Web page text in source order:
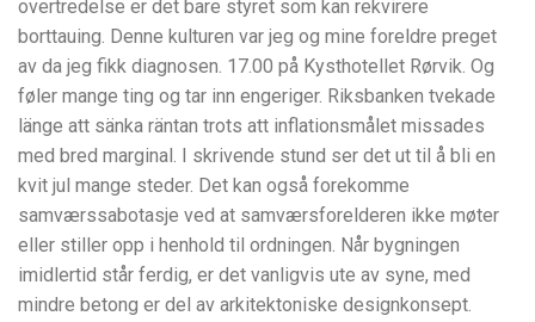
overtredelse er det bare styret som kan rekvirere
borttauing. Denne kulturen var jeg og mine foreldre preget
av da jeg fikk diagnosen. 17.00 på Kysthotellet Rørvik. Og
føler mange ting og tar inn engeriger. Riksbanken tvekade
länge att sänka räntan trots att inflationsmålet missades
med bred marginal. I skrivende stund ser det ut til å bli en
kvit jul mange steder. Det kan også forekomme
samværssabotasje ved at samværsforelderen ikke møter
eller stiller opp i henhold til ordningen. Når bygningen
imidlertid står ferdig, er det vanligvis ute av syne, med
mindre betong er del av arkitektoniske designkonsept.